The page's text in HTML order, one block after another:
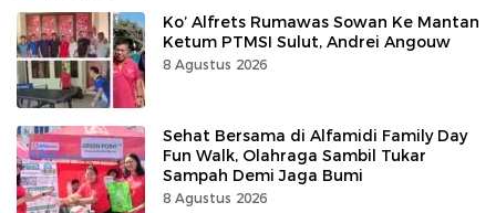
Ko’ Alfrets Rumawas Sowan Ke Mantan
Ketum PTMSI Sulut, Andrei Angouw
8 Agustus 2026
Sehat Bersama di Alfamidi Family Day
Fun Walk, Olahraga Sambil Tukar
Sampah Demi Jaga Bumi
8 Agustus 2026